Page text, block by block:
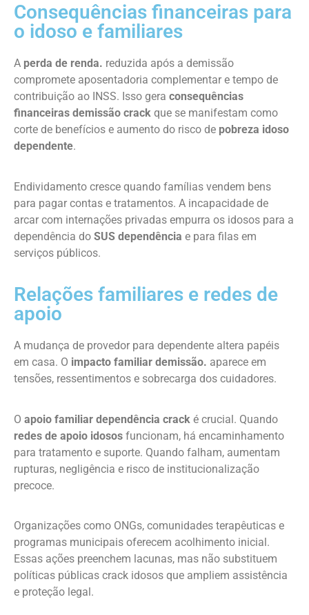
Consequências financeiras para
o idoso e familiares
A perda de renda. reduzida após a demissão
compromete aposentadoria complementar e tempo de
contribuição ao INSS. Isso gera consequências
financeiras demissão crack que se manifestam como
corte de benefícios e aumento do risco de pobreza idoso
dependente.
Endividamento cresce quando famílias vendem bens
para pagar contas e tratamentos. A incapacidade de
arcar com internações privadas empurra os idosos para a
dependência do SUS dependência e para filas em
serviços públicos.
Relações familiares e redes de
apoio
A mudança de provedor para dependente altera papéis
em casa. O impacto familiar demissão. aparece em
tensões, ressentimentos e sobrecarga dos cuidadores.
O apoio familiar dependência crack é crucial. Quando
redes de apoio idosos funcionam, há encaminhamento
para tratamento e suporte. Quando falham, aumentam
rupturas, negligência e risco de institucionalização
precoce.
Organizações como ONGs, comunidades terapêuticas e
programas municipais oferecem acolhimento inicial.
Essas ações preenchem lacunas, mas não substituem
políticas públicas crack idosos que ampliem assistência
e proteção legal.